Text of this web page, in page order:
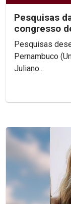
Pesquisas
congresso
Pesquisas
Pernambuco
Juliano...